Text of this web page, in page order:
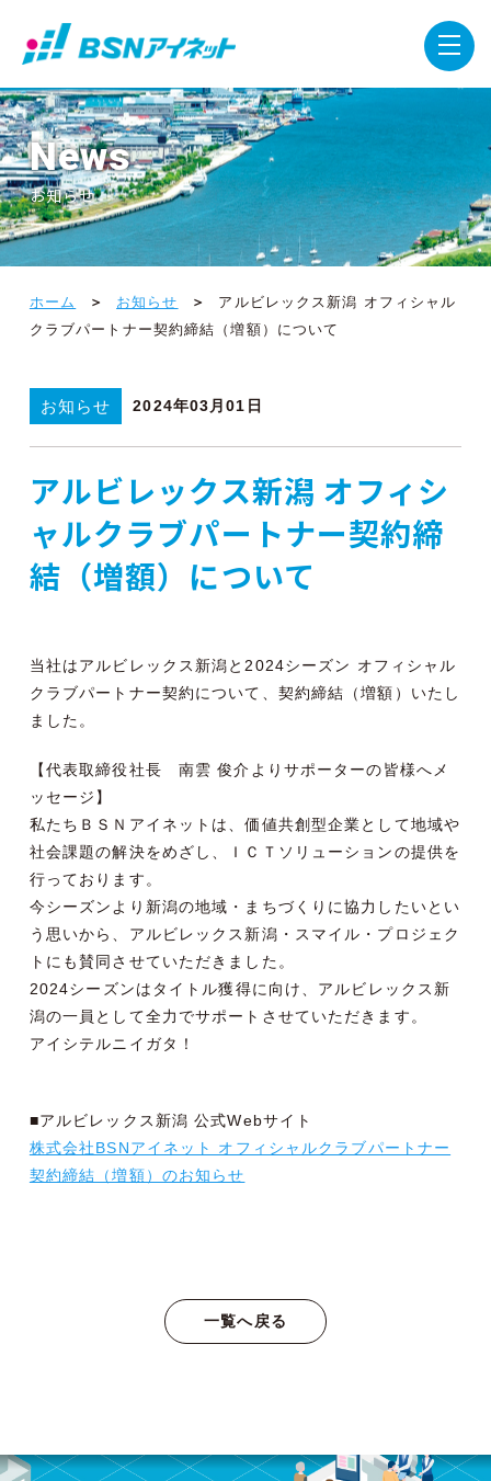
News
お知らせ
ホーム お知らせ
アルビレックス新潟 オフィシャル
クラブパートナー契約締結（増額）について
お知らせ 2024年03月01日
アルビレックス新潟 オフィシ
ャルクラブパートナー契約締
結（増額）について
当社はアルビレックス新潟と2024シーズン オフィシャル
クラブパートナー契約について、契約締結（増額）いたし
ました。
【代表取締役社長 南雲 俊介よりサポーターの皆様へメ
ッセージ】
私たちＢＳＮアイネットは、価値共創型企業として地域や
社会課題の解決をめざし、ＩＣＴソリューションの提供を
行っております。
今シーズンより新潟の地域・まちづくりに協力したいとい
う思いから、アルビレックス新潟・スマイル・プロジェク
トにも賛同させていただきました。
2024シーズンはタイトル獲得に向け、アルビレックス新
潟の一員として全力でサポートさせていただきます。
アイシテルニイガタ！
■アルビレックス新潟 公式Webサイト
株式会社BSNアイネット オフィシャルクラブパートナー
契約締結（増額）のお知らせ
一覧へ戻る